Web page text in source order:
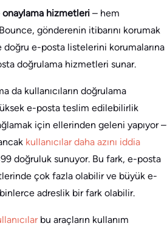
onaylama hizmetleri – hem
gönderenin itibarını korumak
doğru e-posta listelerini korumalarına
doğrulama hizmetleri sunar.
da kullanıcıların doğrulama
e-posta teslim edilebilirlik
için ellerinden geleni yapıyor –
kullanıcılar daha azını iddia
doğruluk sunuyor. Bu fark, e-posta
çok fazla olabilir ve büyük e-
adreslik bir fark olabilir.
bu araçların kullanım